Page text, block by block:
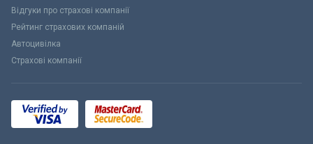
Відгуки про страхові компанії
Рейтинг страхових компаній
Автоцивілка
Страхові компанії